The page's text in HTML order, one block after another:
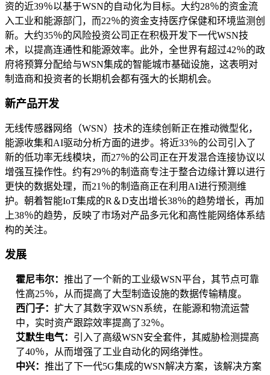
资的近39％以基于WSN的自动化为目标。大约28％的资金流
入工业和能源部门，而22％的资金支持医疗保健和环境监测创
新。大约35％的风险投资公司正在积极开发下一代WSN技
术，以提高连通性和能源效率。此外，全世界有超过42％的政
府将预算分配给与WSN集成的智能城市基础设施，这表明对
制造商和投资者的长期机会都有强大的长期机会。
新产品开发
无线传感器网络（WSN）技术的连续创新正在推动微型化，
能源收集和AI驱动分析方面的进步。将近33％的公司引入了
新的低功率无线模块，而27％的公司正在开发混合连接协议以
增强互操作性。约有29​​％的制造商专注于整合边缘计算以进行
更快的数据处理，而21％的制造商正在利用AI进行预测维
护。朝着智能IoT集成的R＆D支出增长38％的趋势增长，再加
上38％的趋势，反映了市场对产品多元化和高性能网络体系结
构的关注。
发展
霍尼韦尔： 推出了一个新的工业级WSN平台，其节点可靠
性高25％，从而提高了大型制造设施的数据传输精度。
西门子： 扩大了其数字双WSN系统，在能源和物流运营
中，实时资产跟踪效率提高了32％。
艾默生电气： 引入了高级WSN安全套件，其威胁检测提高
了40％，从而增强了工业自动化的网络弹性。
中兴： 推出了下一代5G集成的WSN解决方案，该解决方案